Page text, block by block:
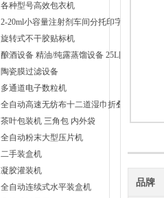
各种型号高效包衣机
2-20ml小容量注射剂车间分托印字安瓿联动机
旋转式不干胶贴标机
酿酒设备 精油/纯露蒸馏设备 25L固液蒸馏器、
陶瓷膜过滤设备
多通道电子数粒机
全自动高速无纺布十二道湿巾折叠机
茶叶包装机 三角包 内外袋
全自动粉末大型压片机
二手装盒机
凝胶灌装机
全自动连续式水平装盒机
品牌